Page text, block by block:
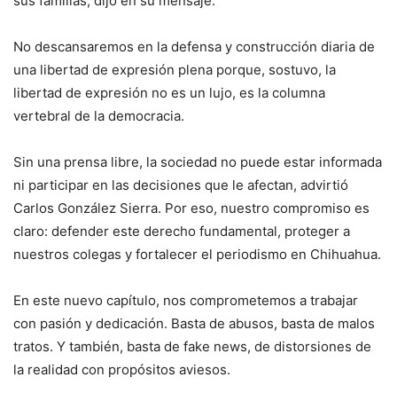
No descansaremos en la defensa y construcción diaria de
una libertad de expresión plena porque, sostuvo, la
libertad de expresión no es un lujo, es la columna
vertebral de la democracia.
Sin una prensa libre, la sociedad no puede estar informada
ni participar en las decisiones que le afectan, advirtió
Carlos González Sierra. Por eso, nuestro compromiso es
claro: defender este derecho fundamental, proteger a
nuestros colegas y fortalecer el periodismo en Chihuahua.
En este nuevo capítulo, nos comprometemos a trabajar
con pasión y dedicación. Basta de abusos, basta de malos
tratos. Y también, basta de fake news, de distorsiones de
la realidad con propósitos aviesos.